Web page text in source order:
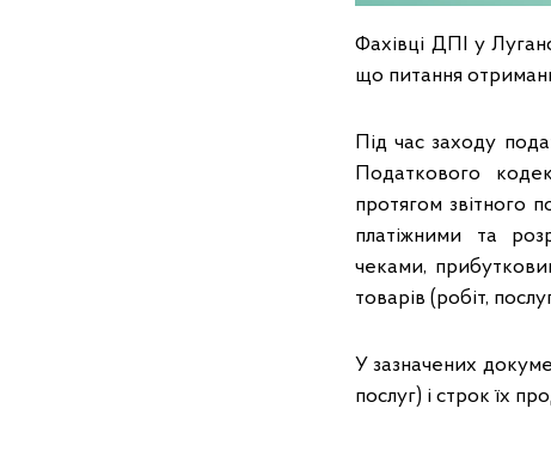
Фахівці ДПІ у
що питання
Під час заходу
Податкового
протягом звітного
платіжними та
чеками,
товарів (робіт,
У зазначених
послуг) і строк їх